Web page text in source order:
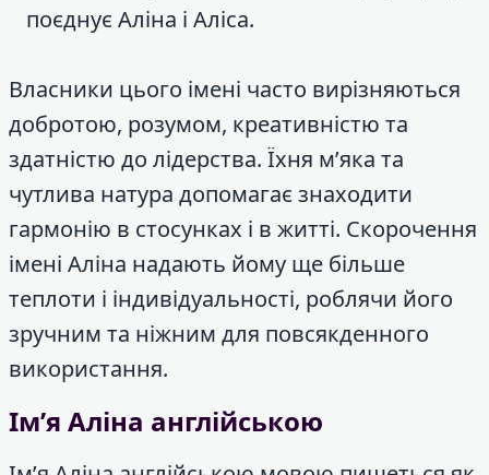
поєднує Аліна і Аліса.
Власники цього імені часто вирізняються
добротою, розумом, креативністю та
здатністю до лідерства. Їхня м’яка та
чутлива натура допомагає знаходити
гармонію в стосунках і в житті. Скорочення
імені Аліна надають йому ще більше
теплоти і індивідуальності, роблячи його
зручним та ніжним для повсякденного
використання.
Ім’я Аліна англійською